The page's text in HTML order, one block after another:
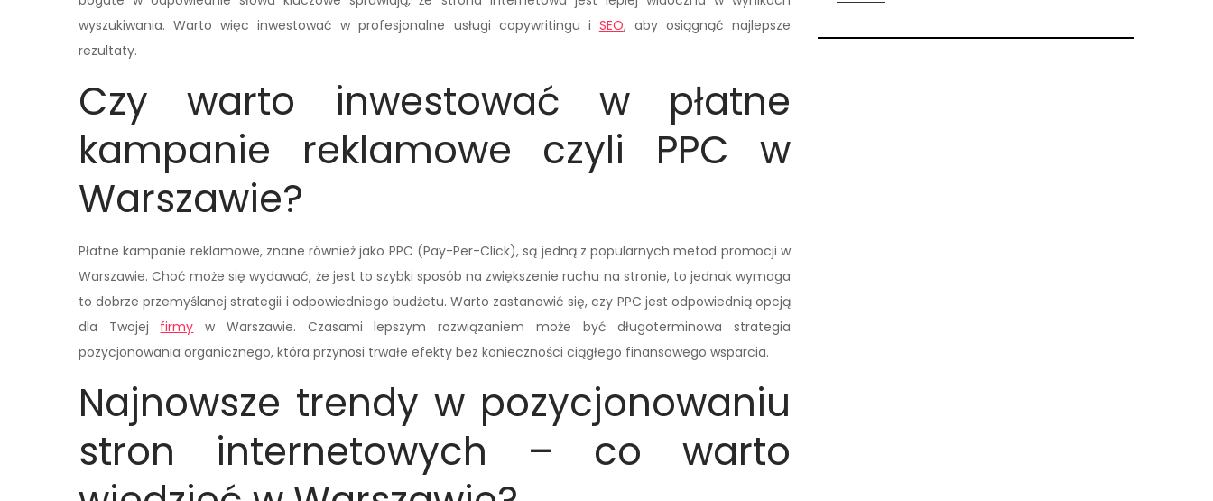
wyszukiwania. Warto więc inwestować w profesjonalne usługi copywritingu i SEO, aby osiągnąć najlepsze
rezultaty.
Czy warto inwestować w płatne
kampanie reklamowe czyli PPC w
Warszawie?
Płatne kampanie reklamowe, znane również jako PPC (Pay-Per-Click), są jedną z popularnych metod promocji w
Warszawie. Choć może się wydawać, że jest to szybki sposób na zwiększenie ruchu na stronie, to jednak wymaga
to dobrze przemyślanej strategii i odpowiedniego budżetu. Warto zastanowić się, czy PPC jest odpowiednią opcją
dla Twojej firmy w Warszawie. Czasami lepszym rozwiązaniem może być długoterminowa strategia
pozycjonowania organicznego, która przynosi trwałe efekty bez konieczności ciągłego finansowego wsparcia.
Najnowsze trendy w pozycjonowaniu
stron internetowych – co warto